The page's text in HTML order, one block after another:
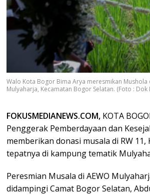
Walo Kota Bogor Bima Arya meresmikan Mushola
Mulyaharja, Kecamatan Bogor Selatan. (Foto :
FOKUSMEDIANEWS.COM, KOTA
Penggerak Pemberdayaan dan
memberikan donasi musala di RW
tepatnya di kampung tematik
Peresmian Musala di AEWO
didampingi Camat Bogor Selatan,